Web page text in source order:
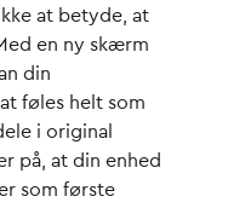
at betyde, at
en ny skærm
din
føles helt som
i original
på, at din enhed
som første